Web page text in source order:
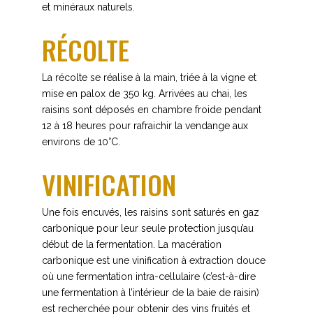
et minéraux naturels.
RÉCOLTE
La récolte se réalise à la main, triée à la vigne et
mise en palox de 350 kg. Arrivées au chai, les
raisins sont déposés en chambre froide pendant
12 à 18 heures pour rafraichir la vendange aux
environs de 10°C.
VINIFICATION
Une fois encuvés, les raisins sont saturés en gaz
carbonique pour leur seule protection jusqu’au
début de la fermentation. La macération
carbonique est une vinification à extraction douce
où une fermentation intra-cellulaire (c’est-à-dire
une fermentation à l’intérieur de la baie de raisin)
est recherchée pour obtenir des vins fruités et